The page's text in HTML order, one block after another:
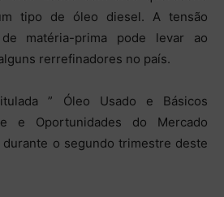
tipo de óleo diesel. A tensão
matéria-prima pode levar ao
rerrefinadores no país.
” Óleo Usado e Básicos
e Oportunidades do Mercado
durante o segundo trimestre deste